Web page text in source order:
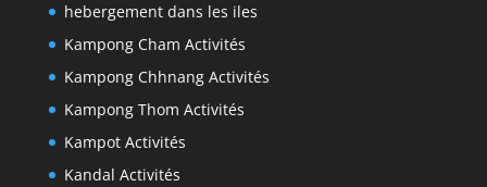
hebergement dans les iles
Kampong Cham Activités
Kampong Chhnang Activités
Kampong Thom Activités
Kampot Activités
Kandal Activités